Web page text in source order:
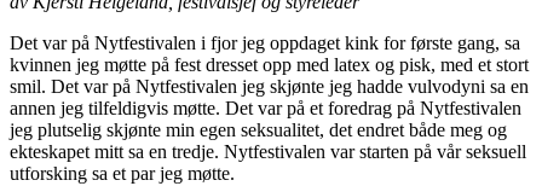
Det var på Nytfestivalen i fjor jeg oppdaget kink for første gang, sa
kvinnen jeg møtte på fest dresset opp med latex og pisk, med et stort
smil. Det var på Nytfestivalen jeg skjønte jeg hadde vulvodyni sa en
annen jeg tilfeldigvis møtte. Det var på et foredrag på Nytfestivalen
jeg plutselig skjønte min egen seksualitet, det endret både meg og
ekteskapet mitt sa en tredje. Nytfestivalen var starten på vår seksuell
utforsking sa et par jeg møtte.